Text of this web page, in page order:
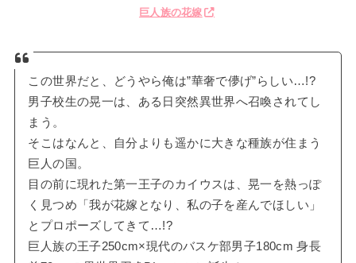
巨人族の花嫁
この世界だと、どうやら俺は”華奢で儚げ”らしい…!?
男子校生の晃一は、ある日突然異世界へ召喚されてし
まう。
そこはなんと、自分よりも遥かに大きな種族が住まう
巨人の国。
目の前に現れた第一王子のカイウスは、晃一を熱っぽ
く見つめ「我が花嫁となり、私の子を産んでほしい」
とプロポーズしてきて…!?
巨人族の王子250cm×現代のバスケ部男子180cm 身長